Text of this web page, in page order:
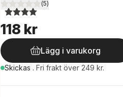
4,0utav 5 stjärnor. Totalt antal röster:
(5)
118 kr
Lägg i varukorg
Skickas . Fri frakt över 249 kr.